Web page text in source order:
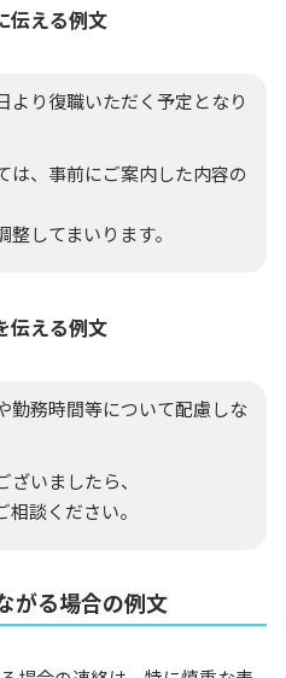
伝える例文
より復職いただく予定となり
は、事前にご案内した内容の
してまいります。
伝える例文
勤務時間等について配慮しな
いましたら、
談ください。
がる場合の例文